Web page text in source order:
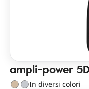
ampli-power 5D
In diversi colori